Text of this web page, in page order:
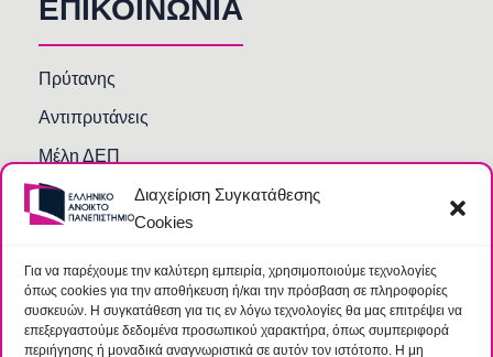
Διαχείριση Συγκατάθεσης
Cookies
Για να παρέχουμε την καλύτερη εμπειρία, χρησιμοποιούμε τεχνολογίες
όπως cookies για την αποθήκευση ή/και την πρόσβαση σε πληροφορίες
συσκευών. Η συγκατάθεση για τις εν λόγω τεχνολογίες θα μας επιτρέψει να
επεξεργαστούμε δεδομένα προσωπικού χαρακτήρα, όπως συμπεριφορά
περιήγησης ή μοναδικά αναγνωριστικά σε αυτόν τον ιστότοπο. Η μη
ΕΠΙΚΟΙΝΩΝΙΑ
Πρύτανης
Αντιπρυτάνεις
Μέλη ΔΕΠ
Τμήματα και Υπηρεσίες
Γραμματείες Κοσμητειών Σχολών
Βιβλιοθήκη
Συχνές Ερωτήσεις